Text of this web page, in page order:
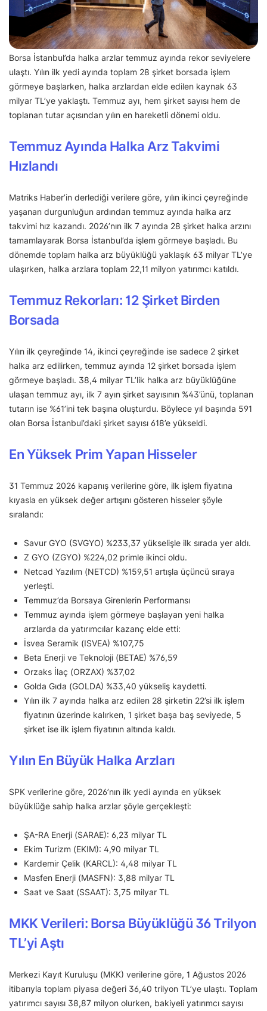
Borsa İstanbul’da halka arzlar temmuz ayında rekor seviyelere
ulaştı. Yılın ilk yedi ayında toplam 28 şirket borsada işlem
görmeye başlarken, halka arzlardan elde edilen kaynak 63
milyar TL’ye yaklaştı. Temmuz ayı, hem şirket sayısı hem de
toplanan tutar açısından yılın en hareketli dönemi oldu.
Temmuz Ayında Halka Arz Takvimi
Hızlandı
Matriks Haber’in derlediği verilere göre, yılın ikinci çeyreğinde
yaşanan durgunluğun ardından temmuz ayında halka arz
takvimi hız kazandı. 2026’nın ilk 7 ayında 28 şirket halka arzını
tamamlayarak Borsa İstanbul’da işlem görmeye başladı. Bu
dönemde toplam halka arz büyüklüğü yaklaşık 63 milyar TL’ye
ulaşırken, halka arzlara toplam 22,11 milyon yatırımcı katıldı.
Temmuz Rekorları: 12 Şirket Birden
Borsada
Yılın ilk çeyreğinde 14, ikinci çeyreğinde ise sadece 2 şirket
halka arz edilirken, temmuz ayında 12 şirket borsada işlem
görmeye başladı. 38,4 milyar TL’lik halka arz büyüklüğüne
ulaşan temmuz ayı, ilk 7 ayın şirket sayısının %43’ünü, toplanan
tutarın ise %61’ini tek başına oluşturdu. Böylece yıl başında 591
olan Borsa İstanbul’daki şirket sayısı 618’e yükseldi.
En Yüksek Prim Yapan Hisseler
31 Temmuz 2026 kapanış verilerine göre, ilk işlem fiyatına
kıyasla en yüksek değer artışını gösteren hisseler şöyle
sıralandı:
Savur GYO (SVGYO) %233,37 yükselişle ilk sırada yer aldı.
Z GYO (ZGYO) %224,02 primle ikinci oldu.
Netcad Yazılım (NETCD) %159,51 artışla üçüncü sıraya
yerleşti.
Temmuz’da Borsaya Girenlerin Performansı
Temmuz ayında işlem görmeye başlayan yeni halka
arzlarda da yatırımcılar kazanç elde etti:
İsvea Seramik (ISVEA) %107,75
Beta Enerji ve Teknoloji (BETAE) %76,59
Orzaks İlaç (ORZAX) %37,02
Golda Gıda (GOLDA) %33,40 yükseliş kaydetti.
Yılın ilk 7 ayında halka arz edilen 28 şirketin 22’si ilk işlem
fiyatının üzerinde kalırken, 1 şirket başa baş seviyede, 5
şirket ise ilk işlem fiyatının altında kaldı.
Yılın En Büyük Halka Arzları
SPK verilerine göre, 2026’nın ilk yedi ayında en yüksek
büyüklüğe sahip halka arzlar şöyle gerçekleşti:
ŞA-RA Enerji (SARAE): 6,23 milyar TL
Ekim Turizm (EKIM): 4,90 milyar TL
Kardemir Çelik (KARCL): 4,48 milyar TL
Masfen Enerji (MASFN): 3,88 milyar TL
Saat ve Saat (SSAAT): 3,75 milyar TL
MKK Verileri: Borsa Büyüklüğü 36 Trilyon
TL’yi Aştı
Merkezi Kayıt Kuruluşu (MKK) verilerine göre, 1 Ağustos 2026
itibarıyla toplam piyasa değeri 36,40 trilyon TL’ye ulaştı. Toplam
yatırımcı sayısı 38,87 milyon olurken, bakiyeli yatırımcı sayısı